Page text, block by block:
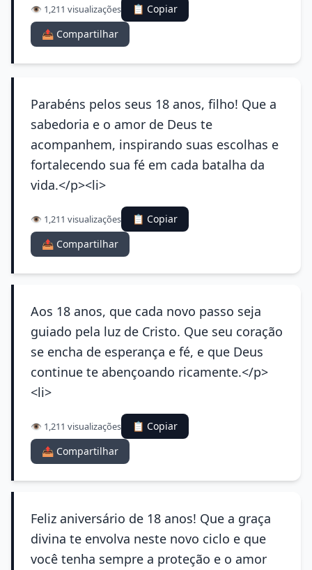
👁️ 1,211 visualizações
📋 Copiar
📤 Compartilhar
Parabéns pelos seus 18 anos, filho! Que a
sabedoria e o amor de Deus te
acompanhem, inspirando suas escolhas e
fortalecendo sua fé em cada batalha da
vida.</p><li>
👁️ 1,211 visualizações
📋 Copiar
📤 Compartilhar
Aos 18 anos, que cada novo passo seja
guiado pela luz de Cristo. Que seu coração
se encha de esperança e fé, e que Deus
continue te abençoando ricamente.</p>
<li>
👁️ 1,211 visualizações
📋 Copiar
📤 Compartilhar
Feliz aniversário de 18 anos! Que a graça
divina te envolva neste novo ciclo e que
você tenha sempre a proteção e o amor